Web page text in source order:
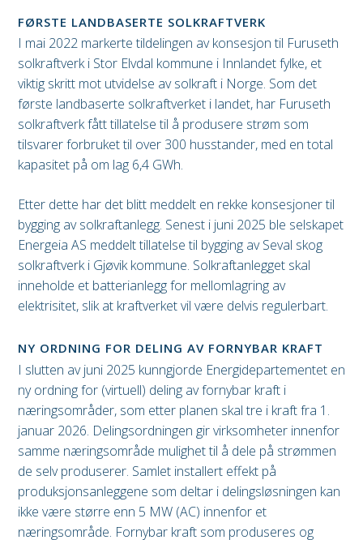
FØRSTE LANDBASERTE SOLKRAFTVERK
I mai 2022 markerte tildelingen av konsesjon til Furuseth
solkraftverk i Stor Elvdal kommune i Innlandet fylke, et
viktig skritt mot utvidelse av solkraft i Norge. Som det
første landbaserte solkraftverket i landet, har Furuseth
solkraftverk fått tillatelse til å produsere strøm som
tilsvarer forbruket til over 300 husstander, med en total
kapasitet på om lag 6,4 GWh.
Etter dette har det blitt meddelt en rekke konsesjoner til
bygging av solkraftanlegg. Senest i juni 2025 ble selskapet
Energeia AS meddelt tillatelse til bygging av Seval skog
solkraftverk i Gjøvik kommune. Solkraftanlegget skal
inneholde et batterianlegg for mellomlagring av
elektrisitet, slik at kraftverket vil være delvis regulerbart.
NY ORDNING FOR DELING AV FORNYBAR KRAFT
I slutten av juni 2025 kunngjorde Energidepartementet en
ny ordning for (virtuell) deling av fornybar kraft i
næringsområder, som etter planen skal tre i kraft fra 1.
januar 2026. Delingsordningen gir virksomheter innenfor
samme næringsområde mulighet til å dele på strømmen
de selv produserer. Samlet installert effekt på
produksjonsanleggene som deltar i delingsløsningen kan
ikke være større enn 5 MW (AC) innenfor et
næringsområde. Fornybar kraft som produseres og